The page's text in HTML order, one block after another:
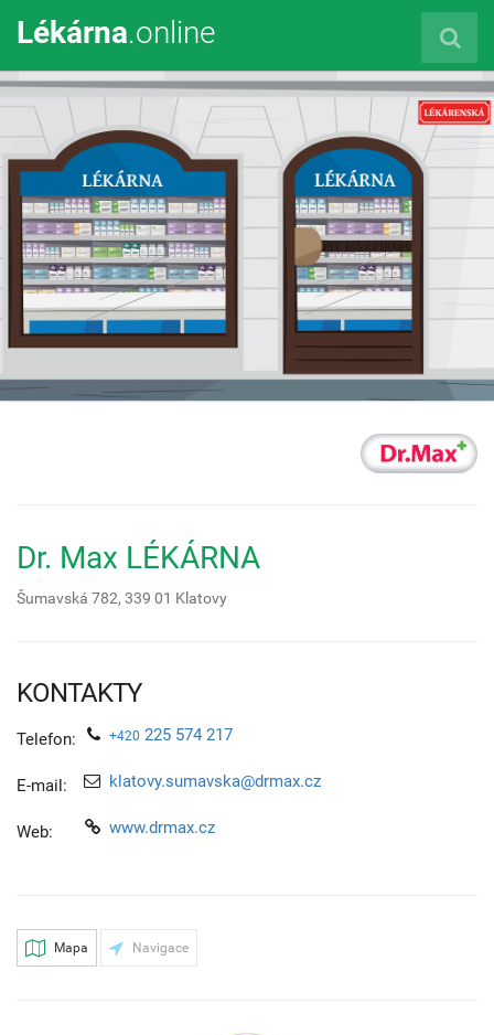
Lékárna.online
Dr. Max LÉKÁRNA
Šumavská 782, 339 01 Klatovy
KONTAKTY
Telefon: +420 225 574 217
E-mail: klatovy.sumavska@drmax.cz
Web: www.drmax.cz
Mapa Navigace